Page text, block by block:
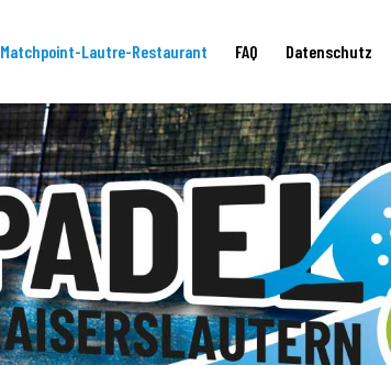
Matchpoint-Lautre-Restaurant FAQ Datenschutz